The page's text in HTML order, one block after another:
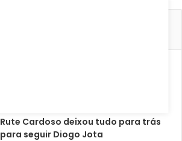
Rute Cardoso deixou tudo para trás
para seguir Diogo Jota